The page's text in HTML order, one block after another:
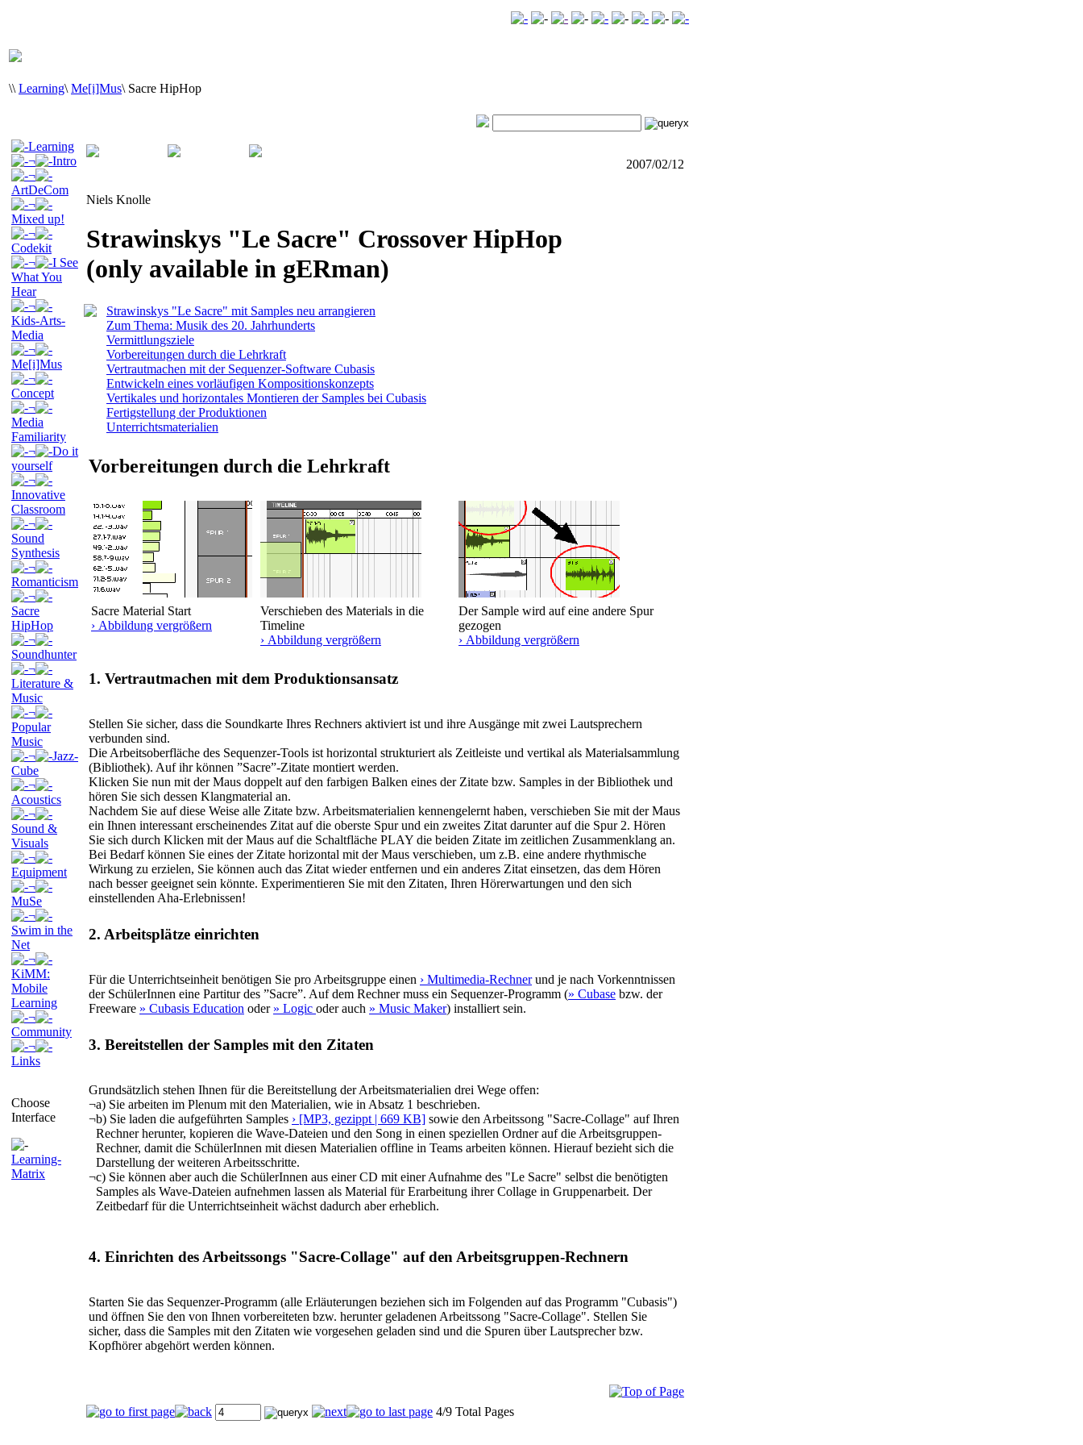
\\ Learning\ Me[i]Mus\ Sacre HipHop
Learning
¬
Intro
¬
ArtDeCom
¬
Mixed up!
¬
Codekit
¬
I See
What You
Hear
¬
Kids-Arts-
Media
¬
Me[i]Mus
¬
Concept
¬
Media
Familiarity
¬
Do it
yourself
¬
Innovative
Classroom
¬
Sound
Synthesis
¬
Romanticism
¬
Sacre
HipHop
¬
Soundhunter
¬
Literature &
Music
¬
Popular
Music
¬
Jazz-
Cube
¬
Acoustics
¬
Sound &
Visuals
¬
Equipment
¬
MuSe
¬
Swim in the
Net
¬
KiMM:
Mobile
Learning
¬
Community
¬
Links
Choose
Interface
Learning-
Matrix
2007/02/12
Niels Knolle
Strawinskys "Le Sacre" Crossover HipHop
(only available in gERman)
Strawinskys "Le Sacre" mit Samples neu arrangieren
Zum Thema: Musik des 20. Jahrhunderts
Vermittlungsziele
Vorbereitungen durch die Lehrkraft
Vertrautmachen mit der Sequenzer-Software Cubasis
Entwickeln eines vorläufigen Kompositionskonzepts
Vertikales und horizontales Montieren der Samples bei Cubasis
Fertigstellung der Produktionen
Unterrichtsmaterialien
Vorbereitungen durch die Lehrkraft
Sacre Material Start
› Abbildung vergrößern
Verschieben des Materials in die
Timeline
› Abbildung vergrößern
Der Sample wird auf eine andere Spur
gezogen
› Abbildung vergrößern
1. Vertrautmachen mit dem Produktionsansatz
Stellen Sie sicher, dass die Soundkarte Ihres Rechners aktiviert ist und ihre Ausgänge mit zwei Lautsprechern
verbunden sind.
Die Arbeitsoberfläche des Sequenzer-Tools ist horizontal strukturiert als Zeitleiste und vertikal als Materialsammlung
(Bibliothek). Auf ihr können ”Sacre”-Zitate montiert werden.
Klicken Sie nun mit der Maus doppelt auf den farbigen Balken eines der Zitate bzw. Samples in der Bibliothek und
hören Sie sich dessen Klangmaterial an.
Nachdem Sie auf diese Weise alle Zitate bzw. Arbeitsmaterialien kennengelernt haben, verschieben Sie mit der Maus
ein Ihnen interessant erscheinendes Zitat auf die oberste Spur und ein zweites Zitat darunter auf die Spur 2. Hören
Sie sich durch Klicken mit der Maus auf die Schaltfläche PLAY die beiden Zitate im zeitlichen Zusammenklang an.
Bei Bedarf können Sie eines der Zitate horizontal mit der Maus verschieben, um z.B. eine andere rhythmische
Wirkung zu erzielen, Sie können auch das Zitat wieder entfernen und ein anderes Zitat einsetzen, das dem Hören
nach besser geeignet sein könnte. Experimentieren Sie mit den Zitaten, Ihren Hörerwartungen und den sich
einstellenden Aha-Erlebnissen!
2. Arbeitsplätze einrichten
Für die Unterrichtseinheit benötigen Sie pro Arbeitsgruppe einen › Multimedia-Rechnerund je nach Vorkenntnissen
der SchülerInnen eine Partitur des ”Sacre”. Auf dem Rechner muss ein Sequenzer-Programm (» Cubase bzw. der
Freeware » Cubasis Education oder » Logic oder auch » Music Maker) installiert sein.
3. Bereitstellen der Samples mit den Zitaten
Grundsätzlich stehen Ihnen für die Bereitstellung der Arbeitsmaterialien drei Wege offen:
¬a) Sie arbeiten im Plenum mit den Materialien, wie in Absatz 1 beschrieben.
¬b) Sie laden die aufgeführten Samples › [MP3, gezippt | 669 KB] sowie den Arbeitssong "Sacre-Collage" auf Ihren
Rechner herunter, kopieren die Wave-Dateien und den Song in einen speziellen Ordner auf die Arbeitsgruppen-
Rechner, damit die SchülerInnen mit diesen Materialien offline in Teams arbeiten können. Hierauf bezieht sich die
Darstellung der weiteren Arbeitsschritte.
¬c) Sie können aber auch die SchülerInnen aus einer CD mit einer Aufnahme des "Le Sacre" selbst die benötigten
Samples als Wave-Dateien aufnehmen lassen als Material für Erarbeitung ihrer Collage in Gruppenarbeit. Der
Zeitbedarf für die Unterrichtseinheit wächst dadurch aber erheblich.
4. Einrichten des Arbeitssongs "Sacre-Collage" auf den Arbeitsgruppen-Rechnern
Starten Sie das Sequenzer-Programm (alle Erläuterungen beziehen sich im Folgenden auf das Programm "Cubasis")
und öffnen Sie den von Ihnen vorbereiteten bzw. herunter geladenen Arbeitssong "Sacre-Collage". Stellen Sie
sicher, dass die Samples mit den Zitaten wie vorgesehen geladen sind und die Spuren über Lautsprecher bzw.
Kopfhörer abgehört werden können.
4/9 Total Pages